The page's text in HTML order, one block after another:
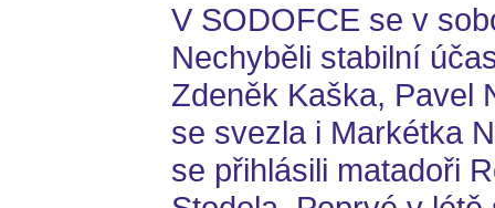
V SODOFCE se v
Nechyběli stabilní
Zdeněk Kaška, Pavel
se svezla i Markétka
se přihlásili matadoři